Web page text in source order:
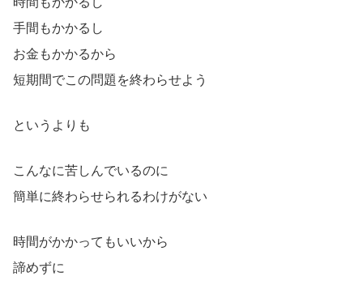
手間もかかるし
お金もかかるから
短期間でこの問題を終わらせよう
というよりも
こんなに苦しんでいるのに
簡単に終わらせられるわけがない
時間がかかってもいいから
諦めずに